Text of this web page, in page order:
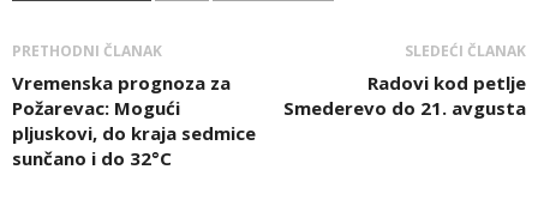
PRETHODNI ČLANAK
Vremenska prognoza za
Požarevac: Mogući
pljuskovi, do kraja sedmice
sunčano i do 32°C
SLEDEĆI ČLANAK
Radovi kod petlje
Smederevo do 21. avgusta